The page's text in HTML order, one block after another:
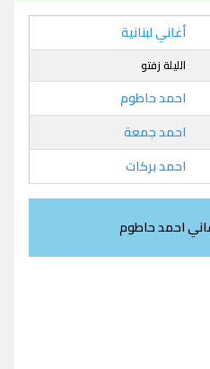
أغاني لبنانية
الليلة زفتو
احمد حاطوم
احمد جمعة
احمد بركات
احمد حاطوم